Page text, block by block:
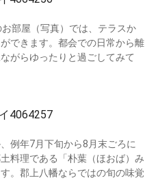
部屋（写真）では、テラスか
できます。都会での日常から離
がらゆったりと過ごしてみて
例年7月下旬から8月末ごろに
料理である「朴葉（ほおば）み
。郡上八幡ならではの旬の味覚